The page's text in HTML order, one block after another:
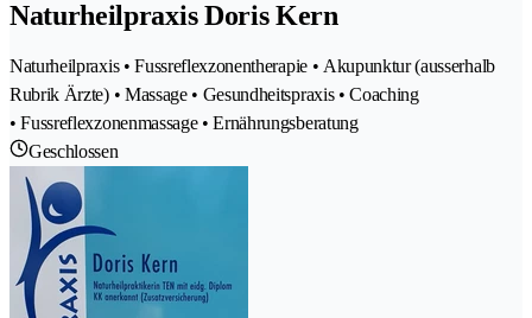
Naturheilpraxis Doris Kern
Naturheilpraxis • Fussreflexzonentherapie • Akupunktur (ausserhalb
Rubrik Ärzte) • Massage • Gesundheitspraxis • Coaching
• Fussreflexzonenmassage • Ernährungsberatung
Geschlossen